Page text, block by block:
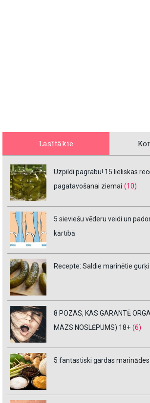
Lasītākie
Uzpildi pagrabu! 15 lieliskas
pagatavošanai ziemai (10)
5 sieviešu vēderu veidi un
kārtībā
Recepte: Saldie marinētie gurķi
8 POZAS, KAS GARANTĒ
MAZS NOSLĒPUMS) 18+ (6)
5 fantastiski gardas